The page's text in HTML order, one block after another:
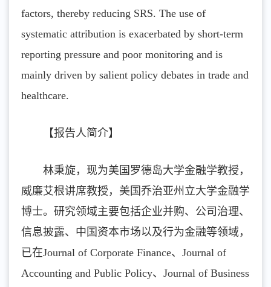
factors, thereby reducing SRS. The use of
systematic attribution is exacerbated by short-term
reporting pressure and poor monitoring and is
mainly driven by salient policy debates in trade and
healthcare.
【报告人简介】
林秉旋，现为美国罗德岛大学金融学教授，
威廉艾根讲席教授，美国乔治亚州立大学金融学
博士。研究领域主要包括企业并购、公司治理、
信息披露、中国资本市场以及行为金融等领域，
已在Journal of Corporate Finance、Journal of
Accounting and Public Policy、Journal of Business